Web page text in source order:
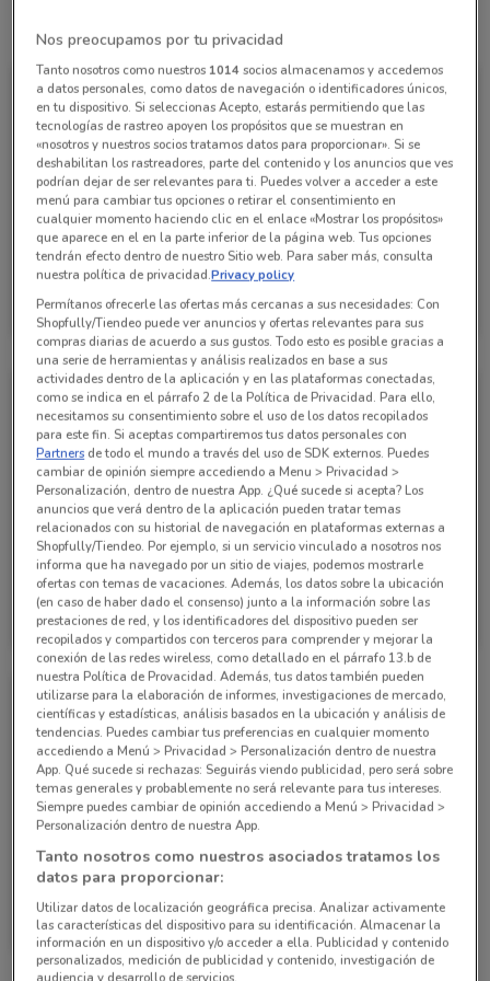
Todas las ofertas de esta tienda
Grupo Financiero Inbursa
Caduca el 15/10
Grupo Financiero Inbursa
10 km
Grupo Financiero Inbursa
10 km
Nos preocupamos por tu privacidad
Tanto nosotros como nuestros 1014socios almacenamos y accedemos
a datos personales, como datos de navegación o identificadores únicos,
en tu dispositivo. Si seleccionas Acepto, estarás permitiendo que las
tecnologías de rastreo apoyen los propósitos que se muestran en
«nosotros y nuestros socios tratamos datos para proporcionar». Si se
deshabilitan los rastreadores, parte del contenido y los anuncios que ves
podrían dejar de ser relevantes para ti. Puedes volver a acceder a este
menú para cambiar tus opciones o retirar el consentimiento en
cualquier momento haciendo clic en el enlace «Mostrar los propósitos»
que aparece en el en la parte inferior de la página web. Tus opciones
tendrán efecto dentro de nuestro Sitio web. Para saber más, consulta
nuestra política de privacidad.Privacy policy
Permítanos ofrecerle las ofertas más cercanas a sus necesidades: Con
Shopfully/Tiendeo puede ver anuncios y ofertas relevantes para sus
compras diarias de acuerdo a sus gustos. Todo esto es posible gracias a
una serie de herramientas y análisis realizados en base a sus
actividades dentro de la aplicación y en las plataformas conectadas,
como se indica en el párrafo 2 de la Política de Privacidad. Para ello,
necesitamos su consentimiento sobre el uso de los datos recopilados
para este fin. Si aceptas compartiremos tus datos personales con
Partners de todo el mundo a través del uso de SDK externos. Puedes
cambiar de opinión siempre accediendo a Menu > Privacidad >
Personalización, dentro de nuestra App. ¿Qué sucede si acepta? Los
anuncios que verá dentro de la aplicación pueden tratar temas
relacionados con su historial de navegación en plataformas externas a
Shopfully/Tiendeo. Por ejemplo, si un servicio vinculado a nosotros nos
informa que ha navegado por un sitio de viajes, podemos mostrarle
ofertas con temas de vacaciones. Además, los datos sobre la ubicación
(en caso de haber dado el consenso) junto a la información sobre las
prestaciones de red, y los identificadores del dispositivo pueden ser
recopilados y compartidos con terceros para comprender y mejorar la
conexión de las redes wireless, como detallado en el párrafo 13.b de
nuestra Política de Provacidad. Además, tus datos también pueden
utilizarse para la elaboración de informes, investigaciones de mercado,
científicas y estadísticas, análisis basados en la ubicación y análisis de
tendencias. Puedes cambiar tus preferencias en cualquier momento
accediendo a Menú > Privacidad > Personalización dentro de nuestra
App. Qué sucede si rechazas: Seguirás viendo publicidad, pero será sobre
temas generales y probablemente no será relevante para tus intereses.
Siempre puedes cambiar de opinión accediendo a Menú > Privacidad >
Personalización dentro de nuestra App.
Tanto nosotros como nuestros asociados tratamos los
datos para proporcionar:
Utilizar datos de localización geográfica precisa. Analizar activamente
las características del dispositivo para su identificación. Almacenar la
información en un dispositivo y/o acceder a ella. Publicidad y contenido
personalizados, medición de publicidad y contenido, investigación de